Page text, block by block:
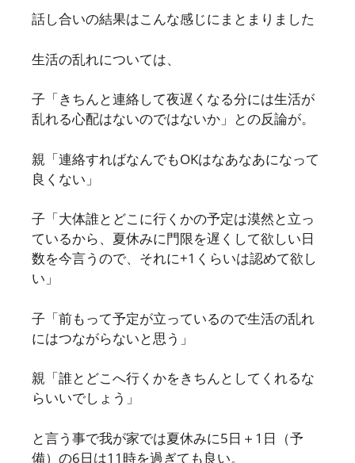
話し合いの結果はこんな感じにまとまりました
生活の乱れについては、
子「きちんと連絡して夜遅くなる分には生活が
乱れる心配はないのではないか」との反論が。
親「連絡すればなんでもOKはなあなあになって
良くない」
子「大体誰とどこに行くかの予定は漠然と立っ
ているから、夏休みに門限を遅くして欲しい日
数を今言うので、それに+1くらいは認めて欲し
い」
子「前もって予定が立っているので生活の乱れ
にはつながらないと思う」
親「誰とどこへ行くかをきちんとしてくれるな
らいいでしょう」
と言う事で我が家では夏休みに5日＋1日（予
備）の6日は11時を過ぎても良い。